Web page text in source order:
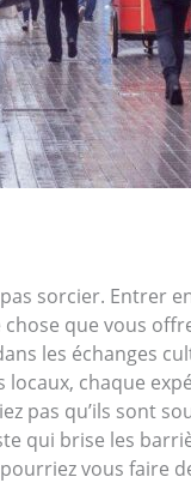
sorcier. Entrer
que vous
les échanges
locaux, chaque
pas qu’ils sont
qui brise les
vous faire